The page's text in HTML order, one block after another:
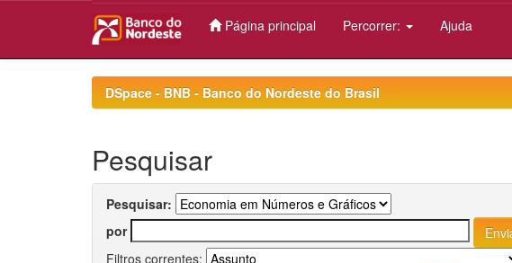
Página principal Percorrer: Ajuda
DSpace - BNB - Banco do Nordeste do Brasil
Pesquisar
Pesquisar:
por
Filtros correntes: